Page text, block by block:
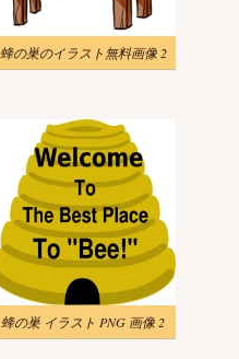
蜂の巣のイラスト無料画像 2
蜂の巣 イラスト PNG 画像 2